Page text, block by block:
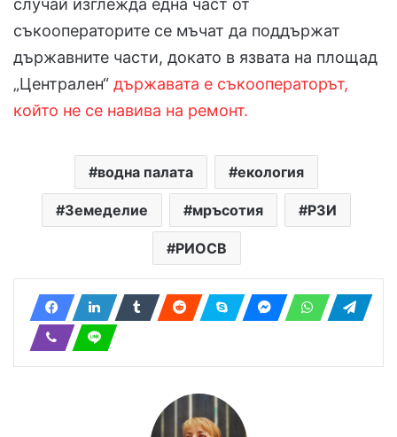
случай изглежда една част от
съкооператорите се мъчат да поддържат
държавните части, докато в язвата на площад
„Централен“ държавата е съкооператорът,
който не се навива на ремонт.
водна палата екология
Земеделие мръсотия РЗИ
РИОСВ